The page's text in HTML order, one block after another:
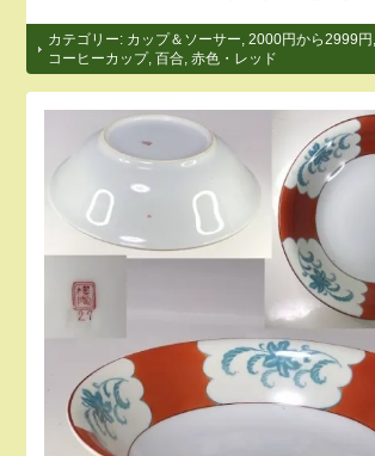
カテゴリー: カップ＆ソーサー ,2000円から2999円
コーヒーカップ,百合 ,赤色・レッド